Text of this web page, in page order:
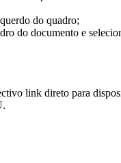
do quadro;
do documento e
link direto para